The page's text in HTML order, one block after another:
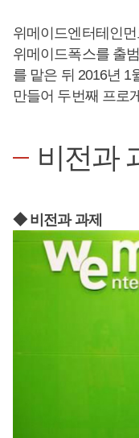
위메이드엔터테인
위메이드폭스를 출
를 맡은 뒤 2016년
만들어 두번째 프로
비전과
◆ 비전과 과제